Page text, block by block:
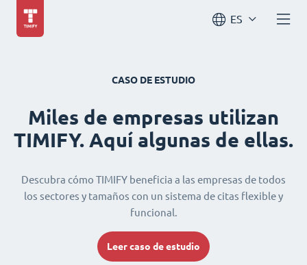
ES
CASO DE ESTUDIO
Miles de empresas utilizan
TIMIFY. Aquí algunas de ellas.
Descubra cómo TIMIFY beneficia a las empresas de todos
los sectores y tamaños con un sistema de citas flexible y
funcional.
Leer caso de estudio